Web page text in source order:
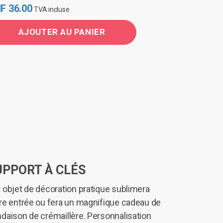
36.00 TVA incluse
AJOUTER AU PANIER
À CLÉS
objet de décoration pratique sublimera
entrée ou fera un magnifique cadeau de
de crémaillère. Personnalisation